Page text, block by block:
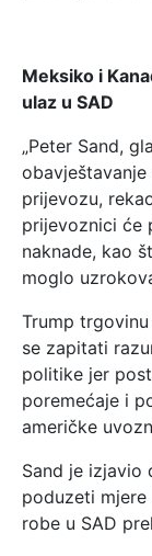
Meksiko i
ulaz u SAD
„Peter Sand,
prijevozu,
prijevoznici će
naknade, kao
moglo
Trump
se zapitati
politike jer
poremećaje i
američke
Sand je izjavio
poduzeti
robe u SAD